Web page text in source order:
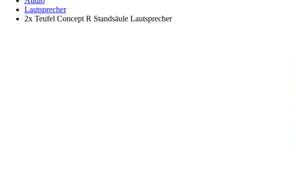
Lautsprecher
2x Teufel Concept R Standsäule Lautsprecher